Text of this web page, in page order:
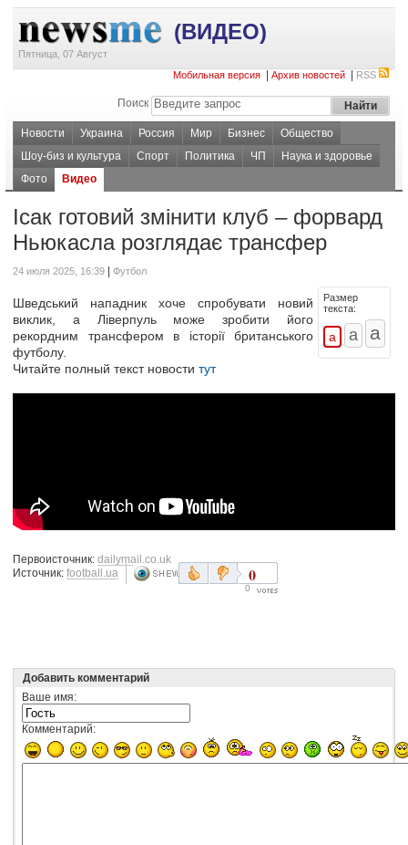
(ВИДЕО)
Пятница, 07 Август
Мобильная версия
Архив новостей RSS
Поиск
Новости Украина Россия Мир Бизнес
Общество
Шоу-биз и культура
Спорт Политика ЧП
Наука и здоровье
Фото
Видео
Ісак готовий змінити клуб – форвард
Ньюкасла розглядає трансфер
24 июля 2025, 16:39 Футбол
Размер
текста:
Шведський нападник хоче спробувати новий
виклик, а Ліверпуль може зробити його
рекордним трансфером в історії британського
футболу.
Читайте полный текст новости тут
Первоисточник: dailymail.co.uk
Источник: football.ua 0
0
Добавить комментарий
Ваше имя:
Комментарий: